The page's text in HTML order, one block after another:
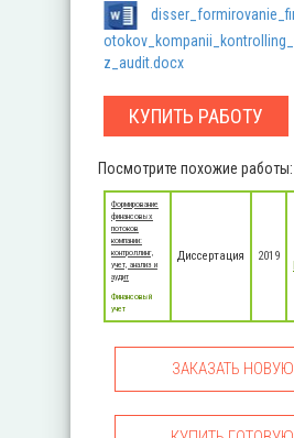
z_audit.docx
КУПИТЬ РАБОТУ
Посмотрите похожие работы:
Формирование
финансовых
потоков
компании:
контроллинг,
учет, анализ и
аудит
Финансовый
учет
Диссертация 2019
ЗАКАЗАТЬ